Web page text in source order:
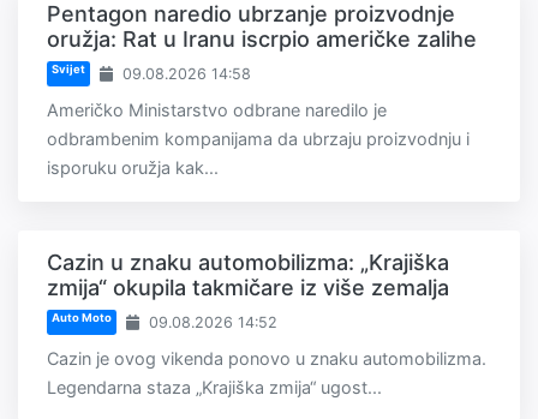
Pentagon naredio ubrzanje proizvodnje
oružja: Rat u Iranu iscrpio američke zalihe
Svijet 09.08.2026 14:58
Američko Ministarstvo odbrane naredilo je
odbrambenim kompanijama da ubrzaju proizvodnju i
isporuku oružja kak...
Cazin u znaku automobilizma: „Krajiška
zmija“ okupila takmičare iz više zemalja
Auto Moto 09.08.2026 14:52
Cazin je ovog vikenda ponovo u znaku automobilizma.
Legendarna staza „Krajiška zmija“ ugost...